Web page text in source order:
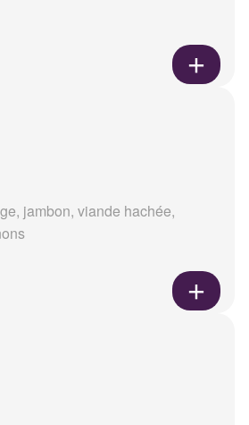
jambon, viande hachée,